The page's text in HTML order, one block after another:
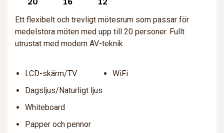
Ett flexibelt och trevligt mötesrum som passar för
medelstora möten med upp till 20 personer. Fullt
utrustat med modern AV-teknik.
LCD-skärm/TV
Dagsljus/Naturligt ljus
Whiteboard
Papper och pennor
WiFi